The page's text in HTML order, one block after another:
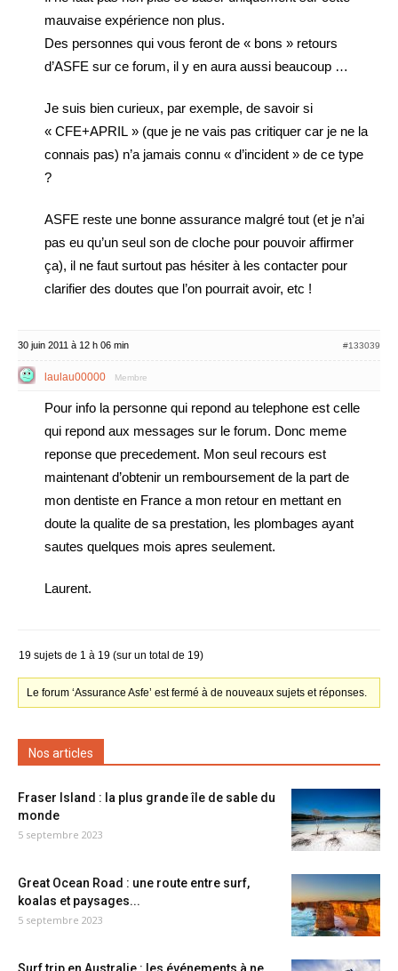
mauvaise expérience non plus.
Des personnes qui vous feront de « bons » retours
d’ASFE sur ce forum, il y en aura aussi beaucoup …
Je suis bien curieux, par exemple, de savoir si
« CFE+APRIL » (que je ne vais pas critiquer car je ne la
connais pas) n’a jamais connu « d’incident » de ce type
?
ASFE reste une bonne assurance malgré tout (et je n’ai
pas eu qu’un seul son de cloche pour pouvoir affirmer
ça), il ne faut surtout pas hésiter à les contacter pour
clarifier des doutes que l’on pourrait avoir, etc !
30 juin 2011 à 12 h 06 min #133039
laulau00000 Membre
Pour info la personne qui repond au telephone est celle
qui repond aux messages sur le forum. Donc meme
reponse que precedement. Mon seul recours est
maintenant d’obtenir un remboursement de la part de
mon dentiste en France a mon retour en mettant en
doute la qualite de sa prestation, les plombages ayant
sautes quelques mois apres seulement.
Laurent.
19 sujets de 1 à 19 (sur un total de 19)
Le forum ‘Assurance Asfe’ est fermé à de nouveaux sujets et réponses.
Nos articles
Fraser Island : la plus grande île de sable du
monde
5 septembre 2023
Great Ocean Road : une route entre surf,
koalas et paysages...
5 septembre 2023